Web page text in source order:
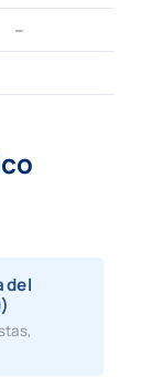
–
del
,